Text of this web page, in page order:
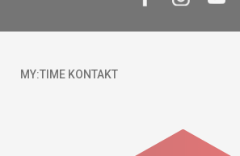
MY:TIME KONTAKT
Goce Nikolovski 74 Shkup